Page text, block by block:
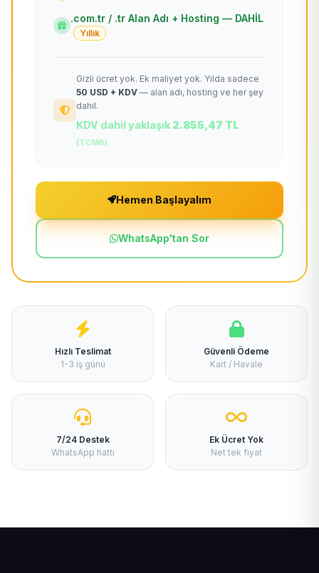
.com.tr / .tr Alan Adı + Hosting — DAHİL
Yıllık
Gizli ücret yok. Ek maliyet yok. Yılda sadece
50 USD + KDV — alan adı, hosting ve her şey
dahil.
KDV dahil yaklaşık 2.855,47 TL
(TCMB)
Hemen Başlayalım
WhatsApp'tan Sor
Hızlı Teslimat
1-3 iş günü
Güvenli Ödeme
Kart / Havale
7/24 Destek
WhatsApp hattı
Ek Ücret Yok
Net tek fiyat